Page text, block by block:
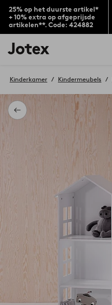
25% op het duurste artikel*
+ 10% extra op afgeprijsde
artikelen**. Code: 424882
Jotex
logo
to
home
page
Terug
Kinderkamer Kindermeubels